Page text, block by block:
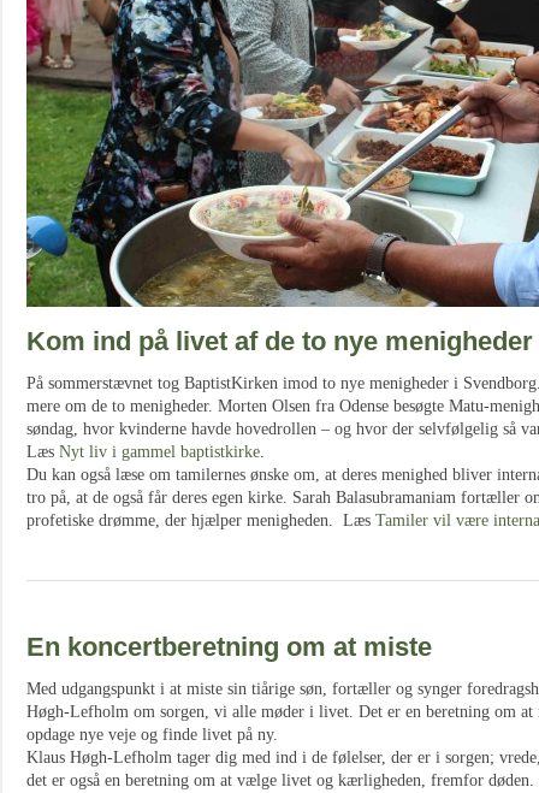
Kom ind på livet af de to nye
På sommerstævnet tog BaptistKirken imod to nye menigheder i
mere om de to menigheder. Morten Olsen fra Odense besøgte Matu-
søndag, hvor kvinderne havde hovedrollen – og hvor der selvfølgelig så
Læs Nyt liv i gammel baptistkirke.
Du kan også læse om tamilernes ønske om, at deres menighed bliver
tro på, at de også får deres egen kirke. Sarah Balasubramaniam fortæller
profetiske drømme, der hjælper menigheden. Læs Tamiler vil være
En koncertberetning om at miste
Med udgangspunkt i at miste sin tiårige søn, fortæller og synger
Høgh-Lefholm om sorgen, vi alle møder i livet. Det er en beretning om at
opdage nye veje og finde livet på ny.
Klaus Høgh-Lefholm tager dig med ind i de følelser, der er i sorgen;
det er også en beretning om at vælge livet og kærligheden, fremfor døden.